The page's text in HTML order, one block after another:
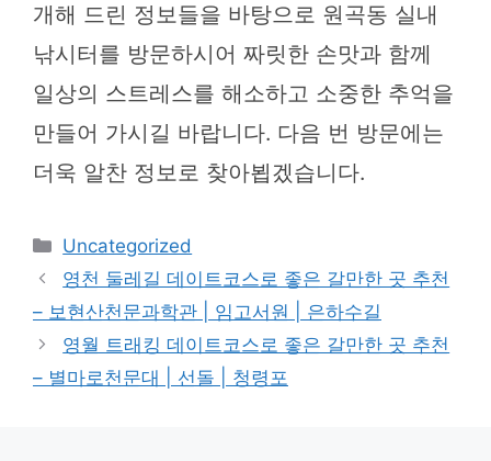
개해 드린 정보들을 바탕으로 원곡동 실내
낚시터를 방문하시어 짜릿한 손맛과 함께
일상의 스트레스를 해소하고 소중한 추억을
만들어 가시길 바랍니다. 다음 번 방문에는
더욱 알찬 정보로 찾아뵙겠습니다.
카
테
리
Uncategorized
영천 둘레길 데이트코스로 좋은 갈만한 곳 추천
– 보현산천문과학관 | 임고서원 | 은하수길
영월 트래킹 데이트코스로 좋은 갈만한 곳 추천
– 별마로천문대 | 선돌 | 청령포